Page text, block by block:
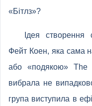
«Бітлз»?
Ідея створення
Фейт Коен, яка сама
або «подякою»
вибрала не
група виступила в